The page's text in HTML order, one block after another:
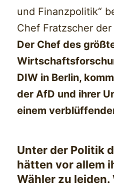
Der Chef des
DIW in Berlin,
der AfD und ihrer
einem
Unter der Politik
hätten vor allem
Wähler zu